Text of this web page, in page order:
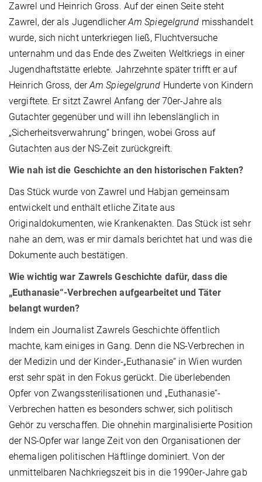
Zawrel und Heinrich Gross. Auf der einen Seite steht
Zawrel, der als JugendlicherAm Spiegelgrund misshandelt
wurde, sich nicht unterkriegen ließ, Fluchtversuche
unternahm und das Ende des Zweiten Weltkriegs in einer
Jugendhaftstätte erlebte. Jahrzehnte später trifft er auf
Heinrich Gross, derAm Spiegelgrund Hunderte von Kindern
vergiftete. Er sitzt Zawrel Anfang der 70er-Jahre als
Gutachter gegenüber und will ihn lebenslänglich in
„Sicherheitsverwahrung“ bringen, wobei Gross auf
Gutachten aus der NS-Zeit zurückgreift.
Wie nah ist die Geschichte an den historischen Fakten?
Das Stück wurde von Zawrel und Habjan gemeinsam
entwickelt und enthält etliche Zitate aus
Originaldokumenten, wie Krankenakten. Das Stück ist sehr
nahe an dem, was er mir damals berichtet hat und was die
Dokumente auch bestätigen.
Wie wichtig war Zawrels Geschichte dafür, dass die
„Euthanasie“-Verbrechen aufgearbeitet und Täter
belangt wurden?
Indem ein Journalist Zawrels Geschichte öffentlich
machte, kam einiges in Gang. Denn die NS-Verbrechen in
der Medizin und der Kinder-„Euthanasie“ in Wien wurden
erst sehr spät in den Fokus gerückt. Die überlebenden
Opfer von Zwangssterilisationen und „Euthanasie“-
Verbrechen hatten es besonders schwer, sich politisch
Gehör zu verschaffen. Die ohnehin marginalisierte Position
der NS-Opfer war lange Zeit von den Organisationen der
ehemaligen politischen Häftlinge dominiert. Von der
unmittelbaren Nachkriegszeit bis in die 1990er-Jahre gab